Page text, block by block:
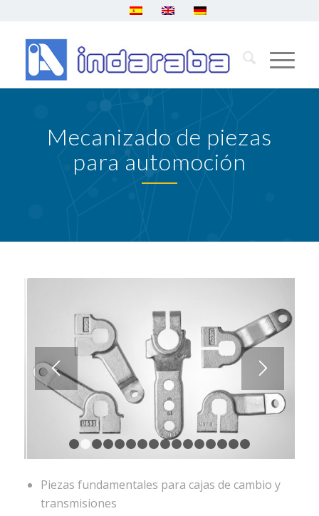
Mecanizado de piezas
para automoción
1 2 3 4 5 6 7 8 9 10
Piezas fundamentales para cajas de cambio y
transmisiones